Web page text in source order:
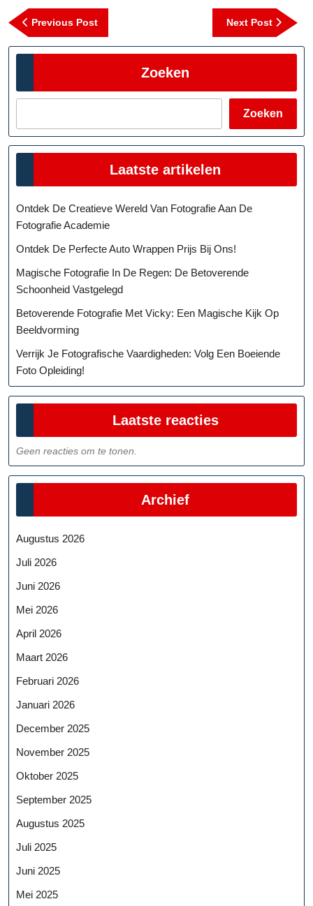
Berichtnavigatie
Previous PostPrevious
Post
Next Post
Next
Post
Zoeken
Zoeken
Laatste artikelen
Ontdek De Creatieve Wereld Van Fotografie Aan De
Fotografie Academie
Ontdek De Perfecte Auto Wrappen Prijs Bij Ons!
Magische Fotografie In De Regen: De Betoverende
Schoonheid Vastgelegd
Betoverende Fotografie Met Vicky: Een Magische Kijk Op
Beeldvorming
Verrijk Je Fotografische Vaardigheden: Volg Een Boeiende
Foto Opleiding!
Laatste reacties
Geen reacties om te tonen.
Archief
Augustus 2026
Juli 2026
Juni 2026
Mei 2026
April 2026
Maart 2026
Februari 2026
Januari 2026
December 2025
November 2025
Oktober 2025
September 2025
Augustus 2025
Juli 2025
Juni 2025
Mei 2025